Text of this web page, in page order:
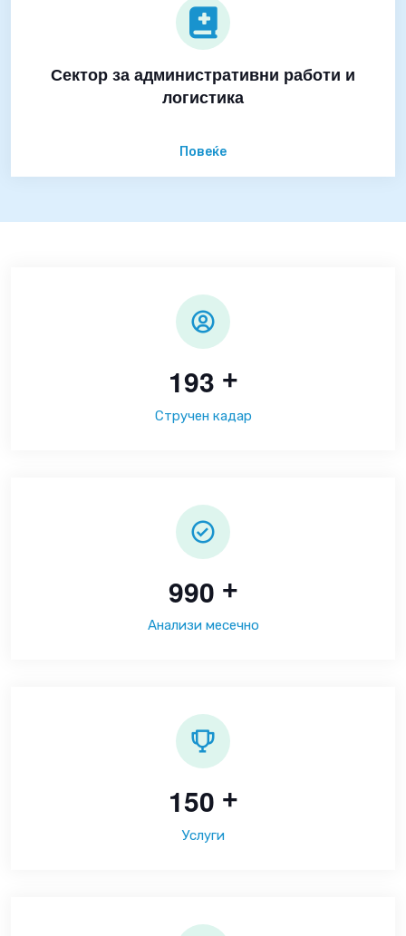
Сектор за административни работи и
логистика
Повеќе
193 +
Стручен кадар
990 +
Анализи месечно
150 +
Услуги